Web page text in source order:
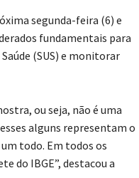
segunda-feira (6) e
fundamentais para
(SUS) e monitorar
ou seja, não é uma
alguns representam o
todo. Em todos os
do IBGE”, destacou a